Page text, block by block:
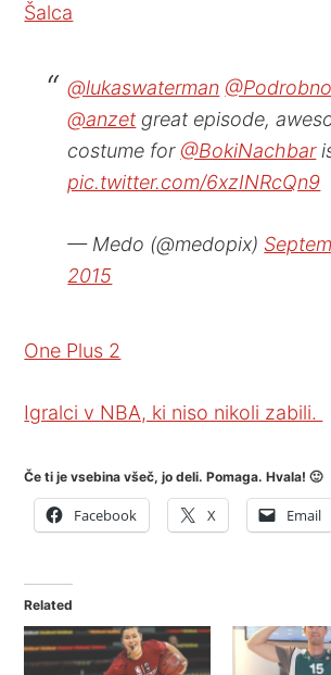
Šalca
@lukaswaterman
@anzet great episode,
costume for @BokiNachbar
pic.twitter.com/6xzINRcQn9
— Medo (@medopix)
2015
One Plus 2
Igralci v NBA, ki niso nikoli zabili.
Če ti je vsebina všeč, jo deli. Pomaga. Hvala! 🙂
Facebook X Email
Related